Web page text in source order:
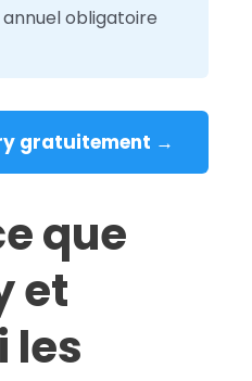
obligatoire
gratuitement →
que
et
les